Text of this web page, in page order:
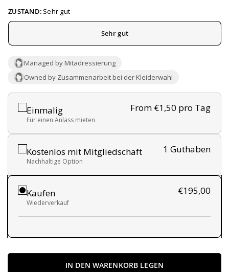
ZUSTAND: Sehr gut
Sehr gut
Managed by Mitadressierung
Owned by Zusammenarbeit bei der Kleiderwahl
Einmalig From €1,50 pro Tag
Für einen Anlass mieten
Kostenlos mit Mitgliedschaft 1 Guthaben
Nachhaltige Option
Kaufen €195,00
Wiederverkauf
IN DEN WARENKORB LEGEN